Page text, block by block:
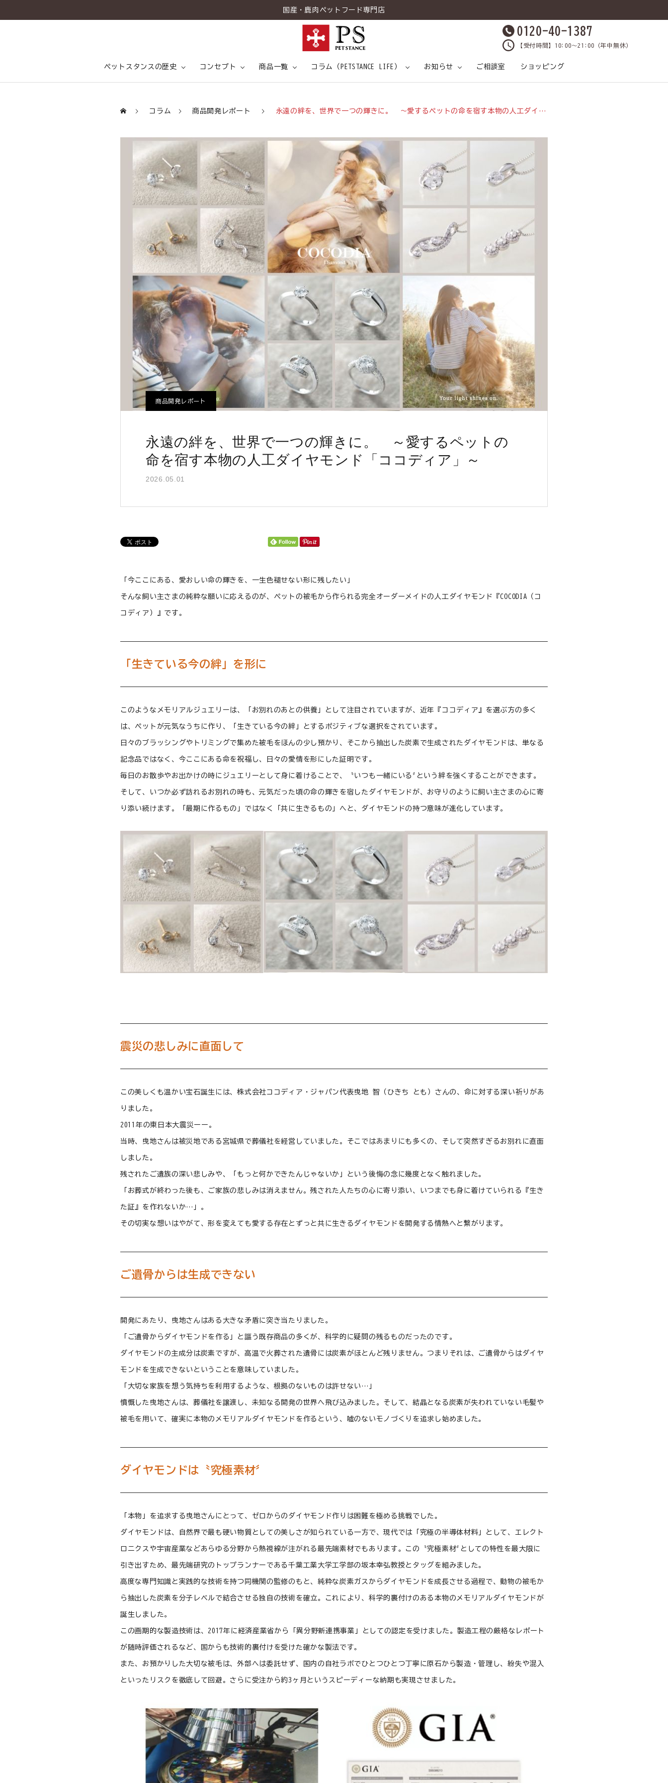
国産・鹿肉ペットフード専門店
0120-40-1387
【受付時間】10:00～21:00（年中無休）
ペットスタンスの歴史
ペットスタンス開発秘話 会社情報
コンセプト
ペットスタンスについて 7つの健康アプローチ こだわりの原材料と製法 鹿肉について
商品一覧
ドッグスタンス キャットスタンス メディケア 飲料水
コラム（PETSTANCE LIFE）
専門家インタビュー 食事と健康 おうちケアしましょ
お知らせ
トピックス 各種SNS
ご相談室 ショッピング
コラム 商品開発レポート 永遠の絆を、世界で一つの輝きに。 ～愛するペットの命を宿す本物の人工ダイヤモンド「ココディア」～
商品開発レポート
永遠の絆を、世界で一つの輝きに。 ～愛するペットの
命を宿す本物の人工ダイヤモンド「ココディア」～
2026.05.01
「今ここにある、愛おしい命の輝きを、一生色褪せない形に残したい」
そんな飼い主さまの純粋な願いに応えるのが、ペットの被毛から作られる完全オーダーメイドの人工ダイヤモンド『COCODIA（コ
コディア）』です。
「生きている今の絆」を形に
このようなメモリアルジュエリーは、「お別れのあとの供養」として注目されていますが、近年『ココディア』を選ぶ方の多く
は、ペットが元気なうちに作り、「生きている今の絆」とするポジティブな選択をされています。
日々のブラッシングやトリミングで集めた被毛をほんの少し預かり、そこから抽出した炭素で生成されたダイヤモンドは、単なる
記念品ではなく、今ここにある命を祝福し、日々の愛情を形にした証明です。
毎日のお散歩やお出かけの時にジュエリーとして身に着けることで、〝いつも一緒にいる〞という絆を強くすることができます。
そして、いつか必ず訪れるお別れの時も、元気だった頃の命の輝きを宿したダイヤモンドが、お守りのように飼い主さまの心に寄
り添い続けます。「最期に作るもの」ではなく「共に生きるもの」へと、ダイヤモンドの持つ意味が進化しています。
震災の悲しみに直面して
この美しくも温かい宝石誕生には、株式会社ココディア・ジャパン代表曳地 智（ひきち とも）さんの、命に対する深い祈りがあ
りました。
2011年の東日本大震災ーー。
当時、曳地さんは被災地である宮城県で葬儀社を経営していました。そこではあまりにも多くの、そして突然すぎるお別れに直面
しました。
残されたご遺族の深い悲しみや、「もっと何かできたんじゃないか」という後悔の念に幾度となく触れました。
「お葬式が終わった後も、ご家族の悲しみは消えません。残された人たちの心に寄り添い、いつまでも身に着けていられる『生き
た証』を作れないか…」。
その切実な想いはやがて、形を変えても愛する存在とずっと共に生きるダイヤモンドを開発する情熱へと繋がります。
ご遺骨からは生成できない
開発にあたり、曳地さんはある大きな矛盾に突き当たりました。
「ご遺骨からダイヤモンドを作る」と謳う既存商品の多くが、科学的に疑問の残るものだったのです。
ダイヤモンドの主成分は炭素ですが、高温で火葬された遺骨には炭素がほとんど残りません。つまりそれは、ご遺骨からはダイヤ
モンドを生成できないということを意味していました。
「大切な家族を想う気持ちを利用するような、根拠のないものは許せない…」
憤慨した曳地さんは、葬儀社を譲渡し、未知なる開発の世界へ飛び込みました。そして、結晶となる炭素が失われていない毛髪や
被毛を用いて、確実に本物のメモリアルダイヤモンドを作るという、嘘のないモノづくりを追求し始めました。
ダイヤモンドは〝究極素材〞
「本物」を追求する曳地さんにとって、ゼロからのダイヤモンド作りは困難を極める挑戦でした。
ダイヤモンドは、自然界で最も硬い物質としての美しさが知られている一方で、現代では「究極の半導体材料」として、エレクト
ロニクスや宇宙産業などあらゆる分野から熱視線が注がれる最先端素材でもあります。この〝究極素材〞としての特性を最大限に
引き出すため、最先端研究のトップランナーである千葉工業大学工学部の坂本幸弘教授とタッグを組みました。
高度な専門知識と実践的な技術を持つ同機関の監修のもと、純粋な炭素ガスからダイヤモンドを成長させる過程で、動物の被毛か
ら抽出した炭素を分子レベルで結合させる独自の技術を確立。これにより、科学的裏付けのある本物のメモリアルダイヤモンドが
誕生しました。
この画期的な製造技術は、2017年に経済産業省から「異分野新連携事業」としての認定を受けました。製造工程の厳格なレポート
が随時評価されるなど、国からも技術的裏付けを受けた確かな製法です。
また、お預かりした大切な被毛は、外部へは委託せず、国内の自社ラボでひとつひとつ丁寧に原石から製造・管理し、紛失や混入
といったリスクを徹底して回避。さらに受注から約3ヶ月というスピーディーな納期も実現させました。